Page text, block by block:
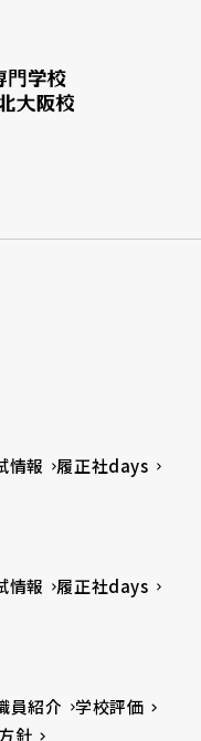
情報 履正社days
情報 履正社days
員紹介
学校評価
針